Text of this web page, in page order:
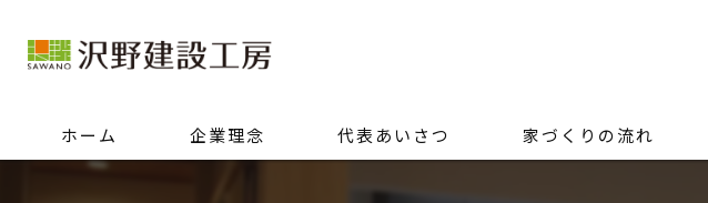
ホーム 企業理念 代表あいさつ 家づくりの流れ